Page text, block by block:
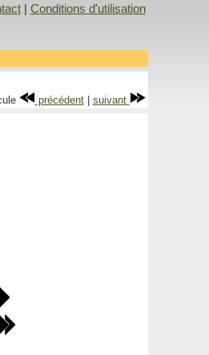
| Conditions d'utilisation
précédent| suivant